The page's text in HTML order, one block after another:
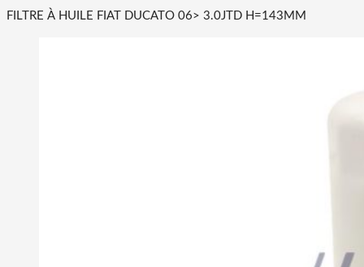
FILTRE À HUILE FIAT DUCATO 06> 3.0JTD H=143MM